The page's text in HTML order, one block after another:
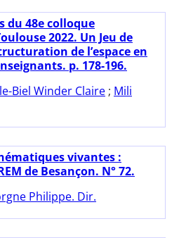
du 48e colloque
2022. Un Jeu de
de l’espace en
p. 178-196.
Biel Winder Claire ; Mili
vivantes :
de Besançon. N° 72.
Philippe. Dir.